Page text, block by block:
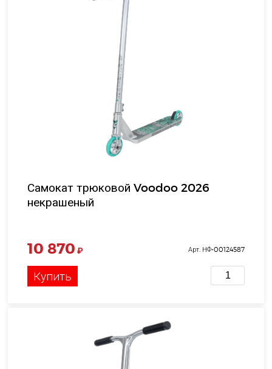
Самокат трюковой Voodoo 2026
некрашеный
10 870 ₽ Арт. НФ-00124587
Купить